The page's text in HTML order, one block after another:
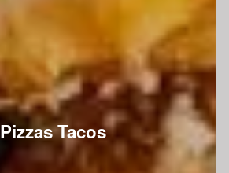
Pizzas Tacos